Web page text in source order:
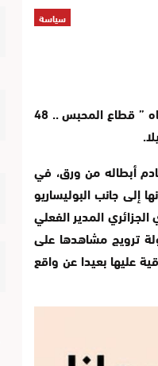
سياسة
أعلن التلفزيون الجزائري التابع للمؤسسة العسكرية عن بثه لما وصفه بالوثائقي أسماه ” قطاع المحبس .. 48
أبطاله من ورق، في
جانب البوليساريو
المدير الفعلي
ترويج مشاهدها على
عليها بعيدا عن واقع